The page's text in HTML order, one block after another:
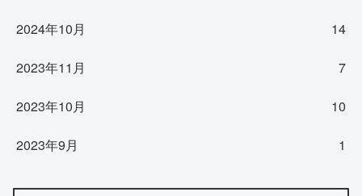
2024年10月 14
2023年11月 7
2023年10月 10
2023年9月 1